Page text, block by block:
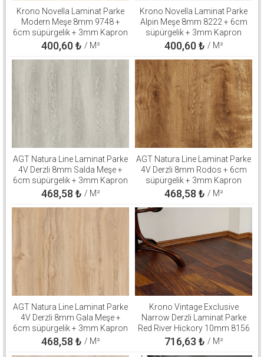
Krono Novella Laminat Parke
Modern Meşe 8mm 9748 +
6cm süpürgelik + 3mm Kapron
Takım
400,60₺ / M²
Krono Novella Laminat Parke
Alpin Meşe 8mm 8222 + 6cm
süpürgelik + 3mm Kapron
Takım
400,60₺ / M²
AGT Natura Line Laminat Parke
4V Derzli 8mm Salda Meşe +
6cm süpürgelik + 3mm Kapron
Takım
468,58 ₺ / M²
AGT Natura Line Laminat Parke
4V Derzli 8mm Rodos + 6cm
süpürgelik + 3mm Kapron
Takım
468,58 ₺ / M²
AGT Natura Line Laminat Parke
4V Derzli 8mm Gala Meşe +
6cm süpürgelik + 3mm Kapron
Takım
468,58 ₺ / M²
Krono Vintage Exclusive
Narrow Derzli Laminat Parke
Red River Hickory 10mm 8156
+ 8cm süpürgelik + 3mm
Kapron Takım
716,63 ₺ / M²